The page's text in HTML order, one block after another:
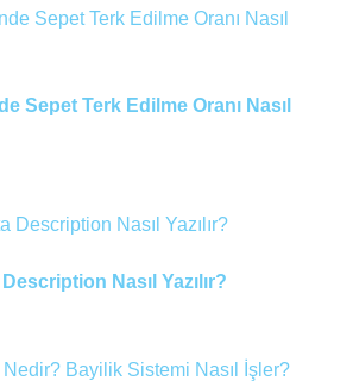
Sepet Terk Edilme Oranı Nasıl
Nasıl Yazılır?